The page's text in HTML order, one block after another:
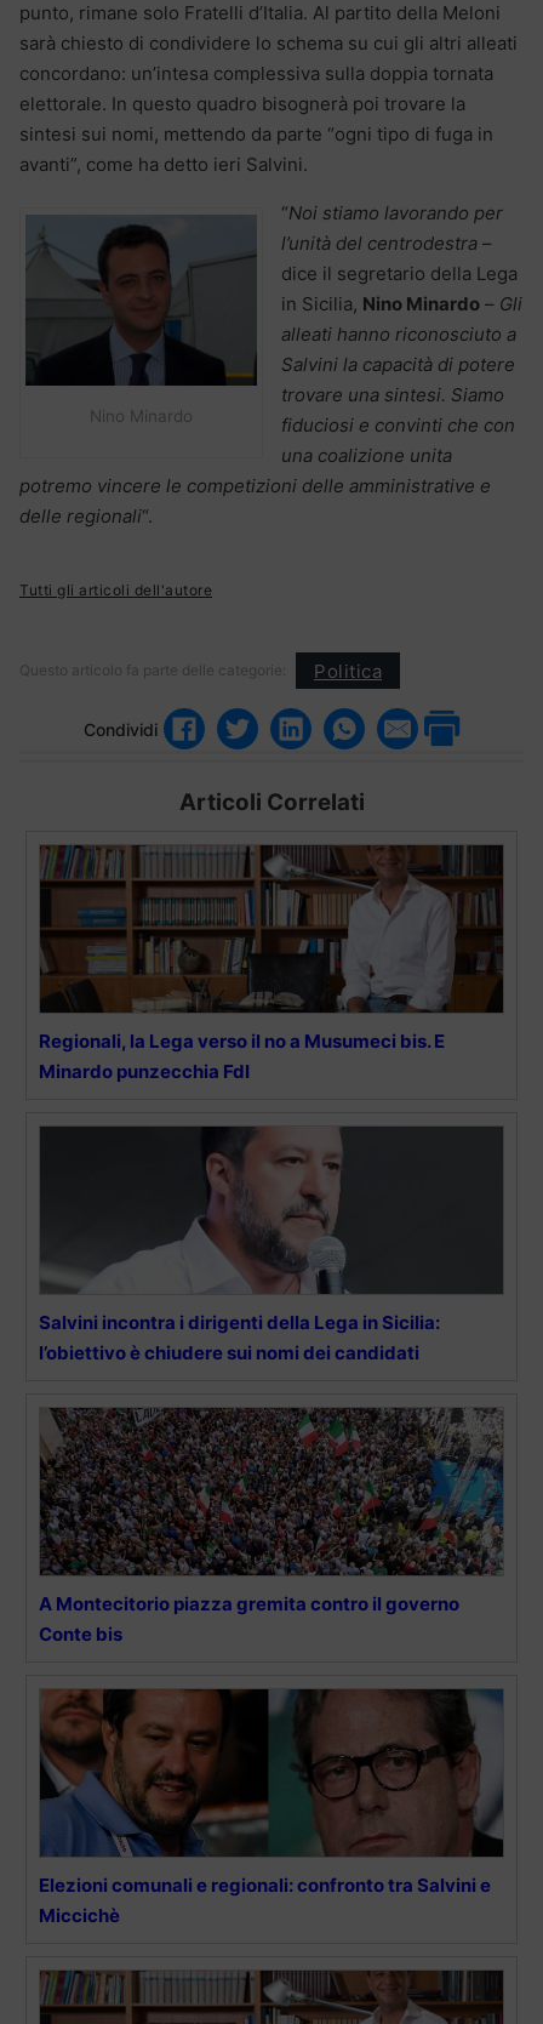
punto, rimane solo Fratelli d’Italia. Al partito della Meloni
sarà chiesto di condividere lo schema su cui gli altri alleati
concordano: un’intesa complessiva sulla doppia tornata
elettorale. In questo quadro bisognerà poi trovare la
sintesi sui nomi, mettendo da parte “ogni tipo di fuga in
avanti”, come ha detto ieri Salvini.
Nino Minardo
“Noi stiamo lavorando per
l’unità del centrodestra –
dice il segretario della Lega
in Sicilia, Nino Minardo – Gli
alleati hanno riconosciuto a
Salvini la capacità di potere
trovare una sintesi. Siamo
fiduciosi e convinti che con
una coalizione unita
potremo vincere le competizioni delle amministrative e
delle regionali“.
Tutti gli articoli dell'autore
Questo articolo fa parte delle categorie: Politica
Condividi
Articoli Correlati
Regionali, la Lega verso il no a Musumeci bis. E
Minardo punzecchia FdI
Salvini incontra i dirigenti della Lega in Sicilia:
l’obiettivo è chiudere sui nomi dei candidati
A Montecitorio piazza gremita contro il governo
Conte bis
Elezioni comunali e regionali: confronto tra Salvini e
Miccichè